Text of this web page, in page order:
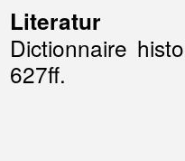
Literatur
Dictionnaire
627ff.